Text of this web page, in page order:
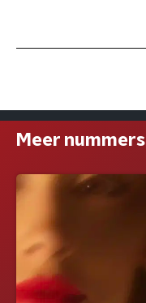
Meer nummers